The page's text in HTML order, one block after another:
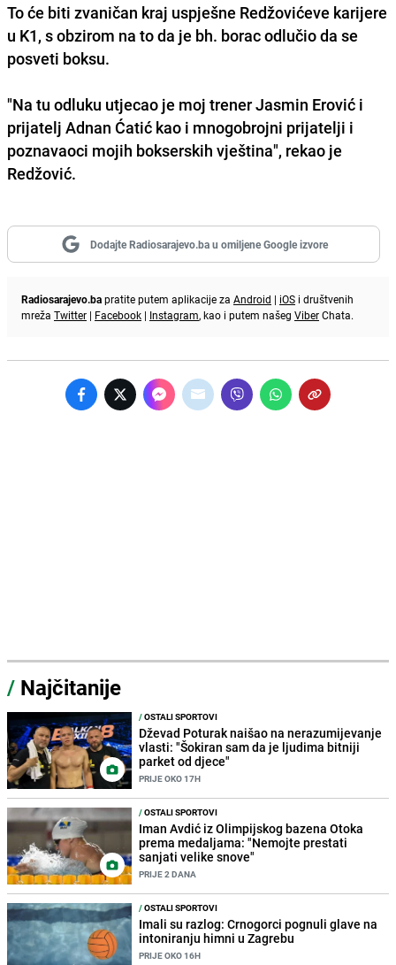
To će biti zvaničan kraj uspješne Redžovićeve karijere
u K1, s obzirom na to da je bh. borac odlučio da se
posveti boksu.
"Na tu odluku utjecao je moj trener Jasmin Erović i
prijatelj Adnan Ćatić kao i mnogobrojni prijatelji i
poznavaoci mojih bokserskih vještina", rekao je
Redžović.
Dodajte Radiosarajevo.ba u omiljene Google izvore
Radiosarajevo.bapratite putem aplikacije za Android | iOS i društvenih
mreža Twitter | Facebook | Instagram, kao i putem našeg ViberChata.
/ Najčitanije
/OSTALI SPORTOVI
Dževad Poturak naišao na nerazumijevanje
vlasti: "Šokiran sam da je ljudima bitniji
parket od djece"
PRIJE OKO 17H
/OSTALI SPORTOVI
Iman Avdić iz Olimpijskog bazena Otoka
prema medaljama: "Nemojte prestati
sanjati velike snove"
PRIJE 2 DANA
/OSTALI SPORTOVI
Imali su razlog: Crnogorci pognuli glave na
intoniranju himni u Zagrebu
PRIJE OKO 16H